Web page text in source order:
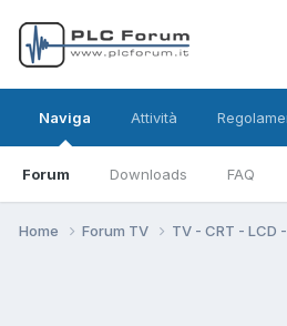
Naviga
Forum Downloads FAQ
Attività
Home Forum TV TV - CRT - LCD